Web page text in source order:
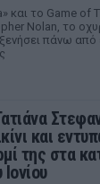
και το Game of
Nolan, το
πάνω από
και
της στα